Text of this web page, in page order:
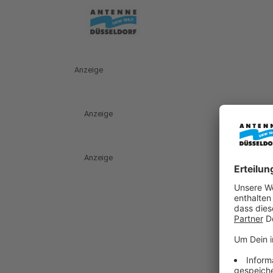
Anzeige
Anzeige
Anzeige